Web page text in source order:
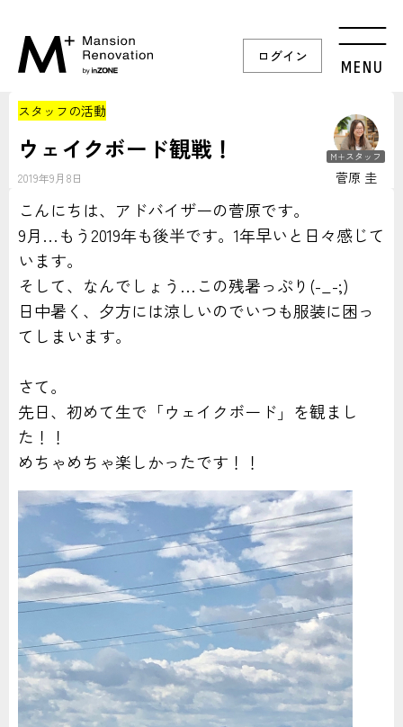
ログイン
MENU
スタッフの活動
ウェイクボード観戦！
2019年9月8日
M+スタッフ
菅原 圭
こんにちは、アドバイザーの菅原です。
9月…もう2019年も後半です。1年早いと日々感じて
います。
そして、なんでしょう…この残暑っぷり(-_-;)
日中暑く、夕方には涼しいのでいつも服装に困っ
てしまいます。
さて。
先日、初めて生で「ウェイクボード」を観まし
た！！
めちゃめちゃ楽しかったです！！